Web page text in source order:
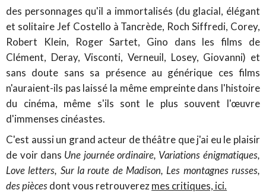
des personnages qu'il a immortalisés (du glacial, élégant
et solitaire Jef Costello à Tancrède, Roch Siffredi, Corey,
Robert Klein, Roger Sartet, Gino dans les films de
Clément, Deray, Visconti, Verneuil, Losey, Giovanni) et
sans doute sans sa présence au générique ces films
n'auraient-ils pas laissé la même empreinte dans l'histoire
du cinéma, même s'ils sont le plus souvent l'œuvre
d'immenses cinéastes.
C'est aussi un grand acteur de théâtre que j'ai eu le plaisir
de voir dans Une journée ordinaire, Variations énigmatiques,
Love letters, Sur la route de Madison, Les montagnes russes,
des piècesdont vous retrouverezmes critiques, ici.